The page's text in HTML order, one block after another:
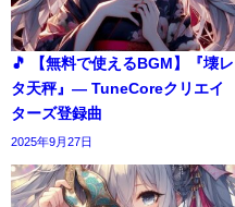
🎵 【無料で使えるBGM】『壊レ
タ天秤』― TuneCoreクリエイ
ターズ登録曲
2025年9月27日